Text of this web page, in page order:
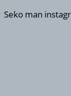
Seko man